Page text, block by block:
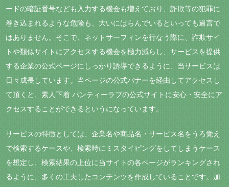
ードの暗証番号なども入力する機会も増えており、詐欺等の犯罪に
巻き込まれるような危険も、大いにはらんでいるといっても過言で
はありません。そこで、ネットサーフィンを行なう際に、詐欺サイ
トや類似サイトにアクセスする機会を極力減らし、サービスを提供
する企業の公式ページにしっかり誘導できるように、当サービスは
日々成長しています。当ページの公式バナーを経由してアクセスし
て頂くと、素人下着 パンティーラブの公式サイトに安心・安全にア
クセスすることができるというになっています。
サービスの特徴としては、企業名や商品名・サービス名をうろ覚え
で検索するケースや、検索時にミスタイピングをしてしまうケース
を想定し、検索結果の上位に当サイトの各ページがランキングされ
るように、多くの工夫したコンテンツを作成していることです。加